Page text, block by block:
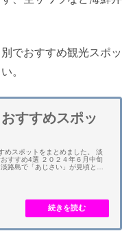
でおすすめ観光スポッ
。
すすめスポッ
めスポットをまとめました。 淡
すすめ4選 ２０２４年６月中旬
路島で「あじさい」が見頃とな